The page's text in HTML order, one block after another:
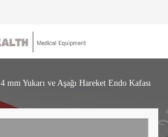
mm Yukarı ve Aşağı Hareket Endo Kafası